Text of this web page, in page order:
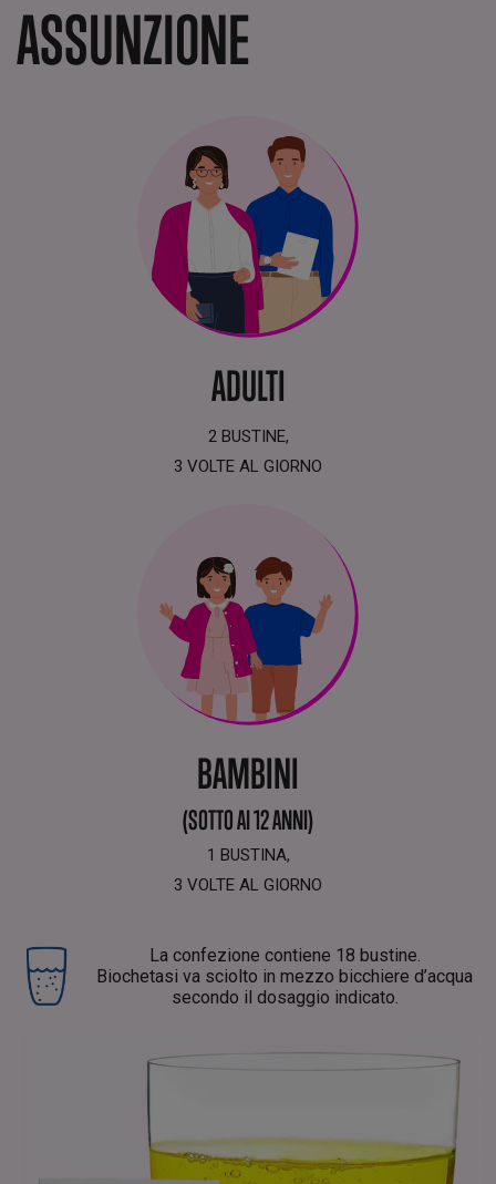
ASSUNZIONE
ADULTI
2 BUSTINE,
3 VOLTE AL GIORNO
BAMBINI
(SOTTO AI 12 ANNI)
1 BUSTINA,
3 VOLTE AL GIORNO
La confezione contiene 18 bustine.
Biochetasi va sciolto in mezzo bicchiere d’acqua
secondo il dosaggio indicato.